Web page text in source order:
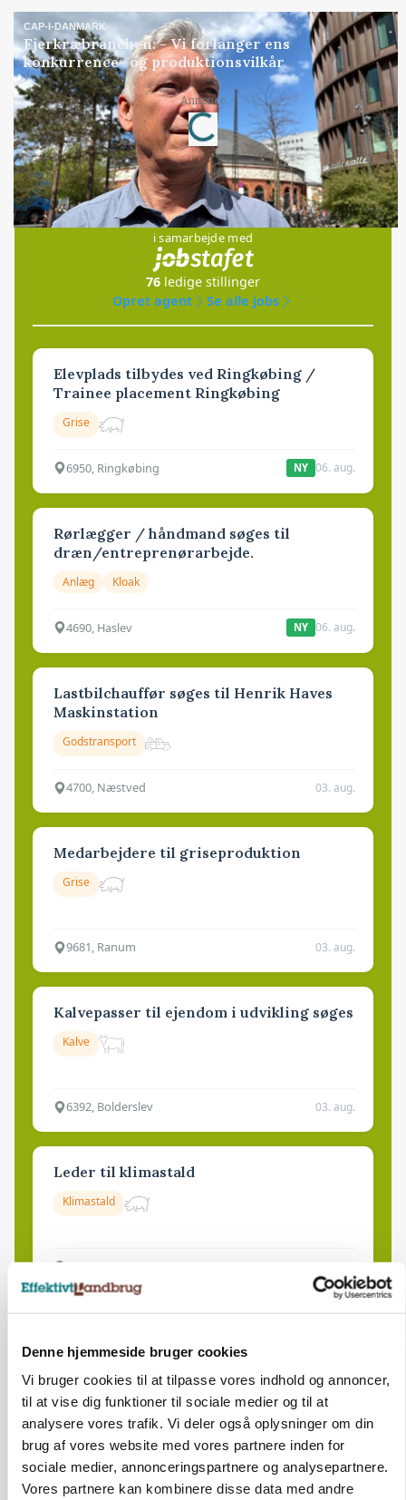
Denne hjemmeside bruger cookies
Vi bruger cookies til at tilpasse vores indhold og annoncer,
til at vise dig funktioner til sociale medier og til at
analysere vores trafik. Vi deler også oplysninger om din
brug af vores website med vores partnere inden for
sociale medier, annonceringspartnere og analysepartnere.
Vores partnere kan kombinere disse data med andre
CAP-I-DANMARK
Fjerkræbranchen: - Vi forlanger ens
konkurrence- og produktionsvilkår
Annonce
Loading...
Jobs
i samarbejde med
76 ledige stillinger
Opret agent
Se alle jobs
Elevplads tilbydes ved Ringkøbing /
Trainee placement Ringkøbing
Grise
6950, Ringkøbing NY 06. aug.
Rørlægger / håndmand søges til
dræn/entreprenørarbejde.
Anlæg Kloak
4690, Haslev NY 06. aug.
Lastbilchauffør søges til Henrik Haves
Maskinstation
Godstransport
4700, Næstved 03. aug.
Medarbejdere til griseproduktion
Grise
9681, Ranum 03. aug.
Kalvepasser til ejendom i udvikling søges
Kalve
6392, Bolderslev 03. aug.
Leder til klimastald
Klimastald